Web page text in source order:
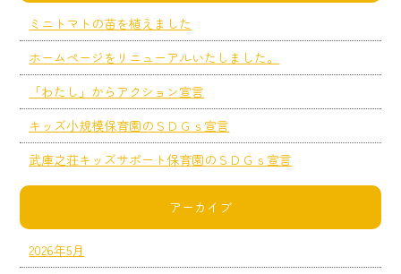
ミニトマトの苗を植えました
ホームページをリニューアルいたしました。
「わたし」からアクション宣言
キッズ小規模保育園のＳＤＧｓ宣言
武庫之荘キッズサポート保育園のＳＤＧｓ宣言
アーカイブ
2026年5月